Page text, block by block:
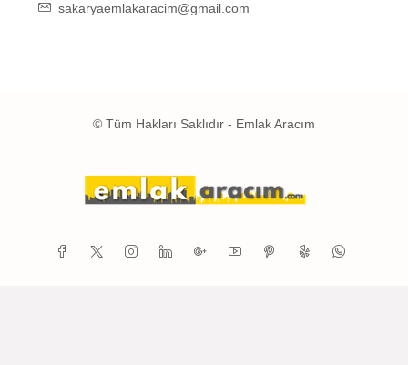
sakaryaemlakaracim@gmail.com
© Tüm Hakları Saklıdır - Emlak Aracım